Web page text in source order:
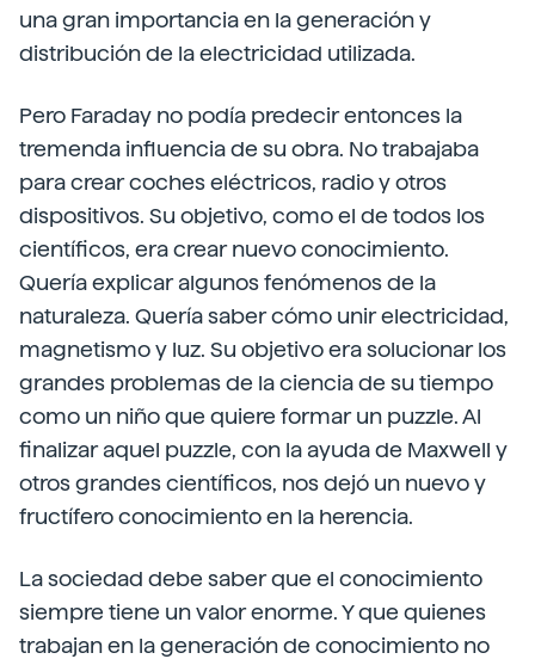
una gran importancia en la generación y
distribución de la electricidad utilizada.
Pero Faraday no podía predecir entonces la
tremenda influencia de su obra. No trabajaba
para crear coches eléctricos, radio y otros
dispositivos. Su objetivo, como el de todos los
científicos, era crear nuevo conocimiento.
Quería explicar algunos fenómenos de la
naturaleza. Quería saber cómo unir electricidad,
magnetismo y luz. Su objetivo era solucionar los
grandes problemas de la ciencia de su tiempo
como un niño que quiere formar un puzzle. Al
finalizar aquel puzzle, con la ayuda de Maxwell y
otros grandes científicos, nos dejó un nuevo y
fructífero conocimiento en la herencia.
La sociedad debe saber que el conocimiento
siempre tiene un valor enorme. Y que quienes
trabajan en la generación de conocimiento no